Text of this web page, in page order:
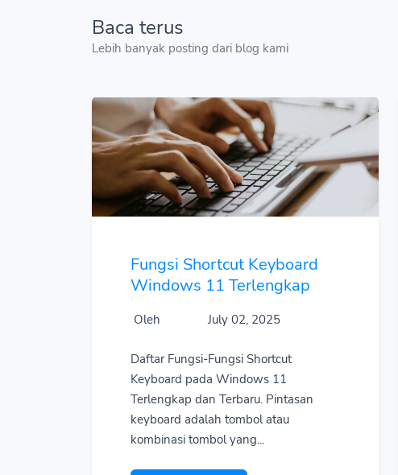
Baca terus
Lebih banyak posting dari blog kami
Fungsi Shortcut Keyboard
Windows 11 Terlengkap
Oleh July 02, 2025
Daftar Fungsi-Fungsi Shortcut
Keyboard pada Windows 11
Terlengkap dan Terbaru. Pintasan
keyboard adalah tombol atau
kombinasi tombol yang...